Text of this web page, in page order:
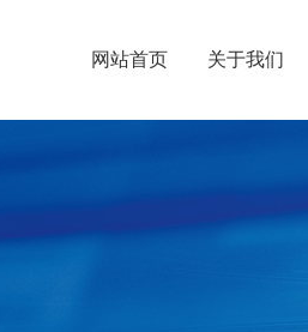
网站首页 关于我们